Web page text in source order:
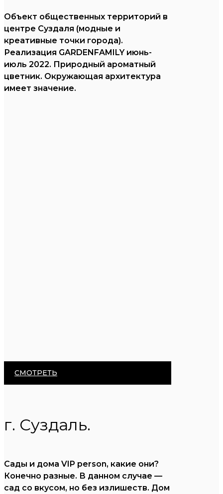
Объект общественных территорий в
центре Суздаля (модные и
креативные точки города).
Реализация GARDENFAMILY июнь-
июль 2022. Природный ароматный
цветник. Окружающая архитектура
имеет значение.
г. Суздаль.
Сады и дома VIP person, какие они?
Конечно разные. В данном случае —
сад со вкусом, но без излишеств. Дом
СМОТРЕТЬ